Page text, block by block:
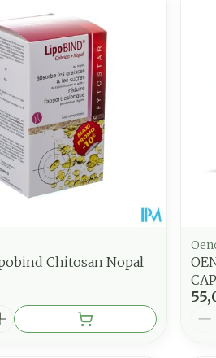
les valeurs minimales et
Chitosan Nopal